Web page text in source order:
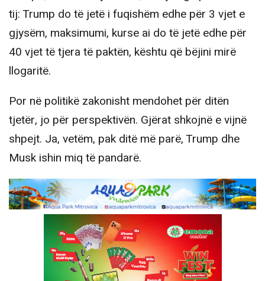
tij: Trump do të jetë i fuqishëm edhe për 3 vjet e
gjysëm, maksimumi, kurse ai do të jetë edhe për
40 vjet të tjera të paktën, kështu që bëjini mirë
llogaritë.
Por në politikë zakonisht mendohet për ditën
tjetër, jo për perspektivën. Gjërat shkojnë e vijnë
shpejt. Ja, vetëm, pak ditë më parë, Trump dhe
Musk ishin miq të pandarë.